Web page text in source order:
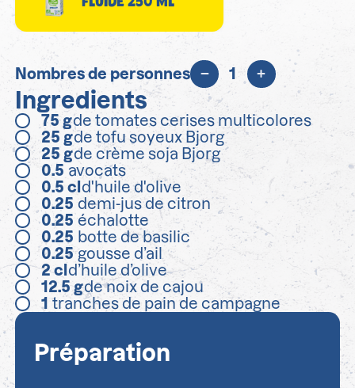
Nombres de personnes 1
Ingredients
75 gde tomates cerises multicolores
25 gde tofu soyeux Bjorg
25 gde crème soja Bjorg
0.5 avocats
0.5 cl d'huile d'olive
0.25 demi-jus de citron
0.25 échalotte
0.25 botte de basilic
0.25 gousse d’ail
2cl d’huile d’olive
12.5 gde noix de cajou
1 tranches de pain de campagne
Préparation